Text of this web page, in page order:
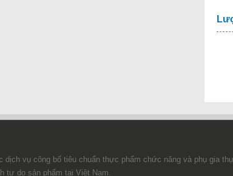
dịch vụ công bố tiêu chuẩn thực phẩm chức năng và phụ gia
tự do sản phẩm tại Việt Nam.